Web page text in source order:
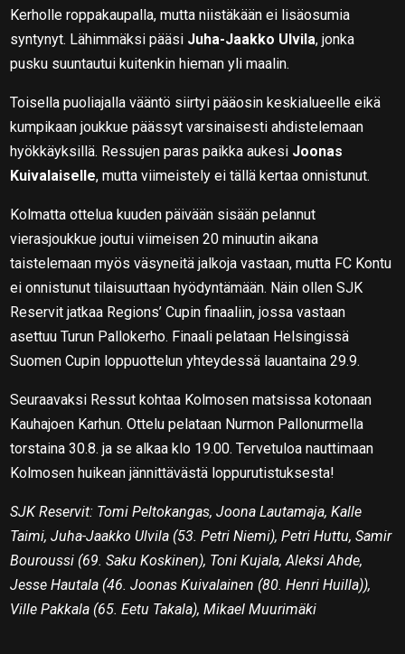
Kerholle roppakaupalla, mutta niistäkään ei lisäosumia
syntynyt. Lähimmäksi pääsi Juha-Jaakko Ulvila, jonka
pusku suuntautui kuitenkin hieman yli maalin.
Toisella puoliajalla vääntö siirtyi pääosin keskialueelle eikä
kumpikaan joukkue päässyt varsinaisesti ahdistelemaan
hyökkäyksillä. Ressujen paras paikka aukesi Joonas
Kuivalaiselle, mutta viimeistely ei tällä kertaa onnistunut.
Kolmatta ottelua kuuden päivään sisään pelannut
vierasjoukkue joutui viimeisen 20 minuutin aikana
taistelemaan myös väsyneitä jalkoja vastaan, mutta FC Kontu
ei onnistunut tilaisuuttaan hyödyntämään. Näin ollen SJK
Reservit jatkaa Regions’ Cupin finaaliin, jossa vastaan
asettuu Turun Pallokerho. Finaali pelataan Helsingissä
Suomen Cupin loppuottelun yhteydessä lauantaina 29.9.
Seuraavaksi Ressut kohtaa Kolmosen matsissa kotonaan
Kauhajoen Karhun. Ottelu pelataan Nurmon Pallonurmella
torstaina 30.8. ja se alkaa klo 19.00. Tervetuloa nauttimaan
Kolmosen huikean jännittävästä loppurutistuksesta!
SJK Reservit: Tomi Peltokangas, Joona Lautamaja, Kalle
Taimi, Juha-Jaakko Ulvila (53. Petri Niemi), Petri Huttu, Samir
Bouroussi (69. Saku Koskinen), Toni Kujala, Aleksi Ahde,
Jesse Hautala (46. Joonas Kuivalainen (80. Henri Huilla)),
Ville Pakkala (65. Eetu Takala), Mikael Muurimäki